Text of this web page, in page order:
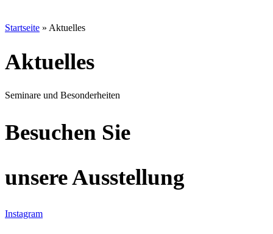
Startseite » Aktuelles
Aktuelles
Seminare und Besonderheiten
Besuchen Sie
unsere Ausstellung
Instagram